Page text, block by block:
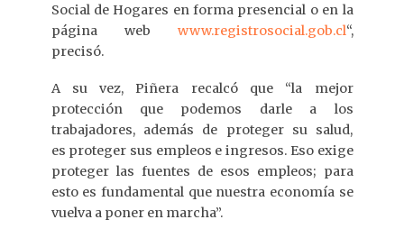
Social de Hogares en forma presencial o en la
página web www.registrosocial.gob.cl“,
precisó.
A su vez, Piñera recalcó que “la mejor
protección que podemos darle a los
trabajadores, además de proteger su salud,
es proteger sus empleos e ingresos. Eso exige
proteger las fuentes de esos empleos; para
esto es fundamental que nuestra economía se
vuelva a poner en marcha”.